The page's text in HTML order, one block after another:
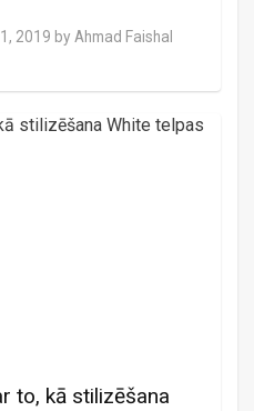
2019 by Ahmad Faishal
to, kā stilizēšana